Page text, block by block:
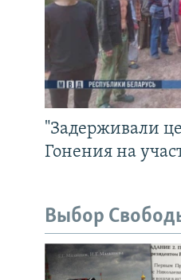
"Задерживали
Гонения на
Выбор